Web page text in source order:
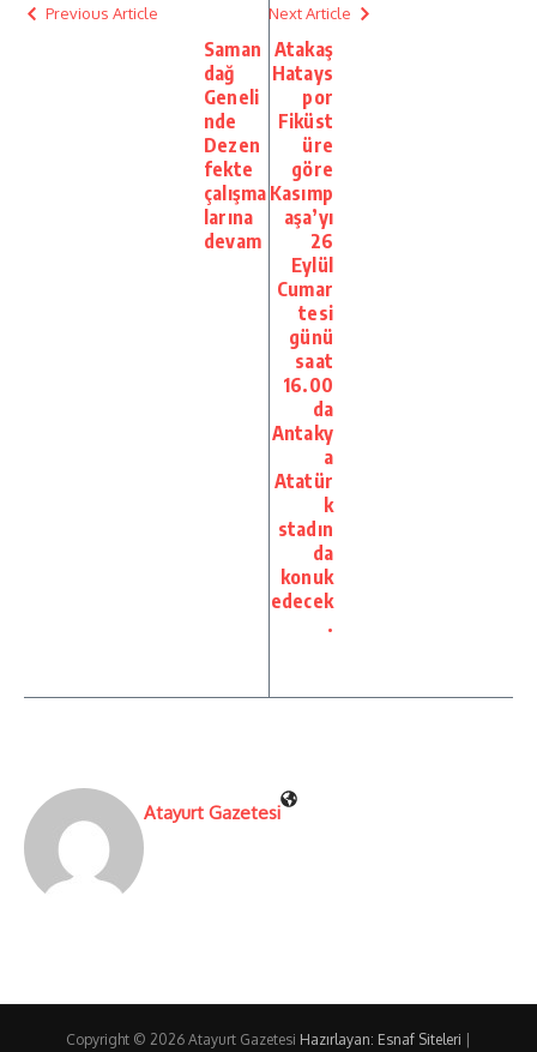
Previous Article
Saman
dağ
Geneli
nde
Dezen
fekte
çalışma
larına
devam
Next Article
Atakaş
Hatays
por
Fiküst
üre
göre
Kasımp
aşa’yı
26
Eylül
Cumar
tesi
günü
saat
16.00
da
Antaky
a
Atatür
k
stadın
da
konuk
edecek
.
Atayurt Gazetesi
Copyright © 2026 Atayurt Gazetesi Hazırlayan: Esnaf Siteleri